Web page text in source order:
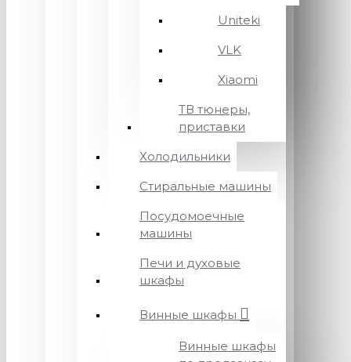
Uniteki
VLK
Xiaomi
ТВ тюнеры,
приставки
Холодильники
Стиральные машины
Посудомоечные
машины
Печи и духовые
шкафы
Винные шкафы
Винные шкафы